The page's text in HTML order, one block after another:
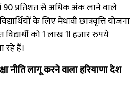
90 प्रतिशत से अधिक अंक लाने वाले
के लिए मेधावी छात्रवृत्ति योजना
को 1 लाख 11 हजार रुपये
रहे हैं।
नीति लागू करने वाला हरियाणा देश